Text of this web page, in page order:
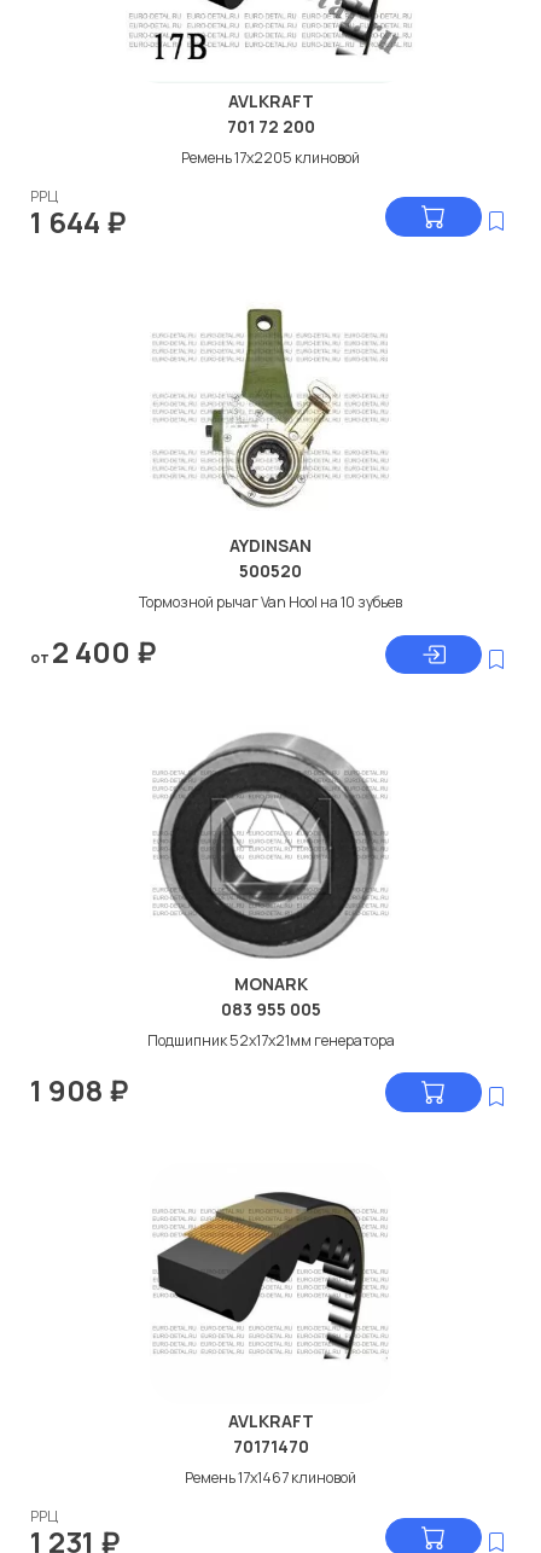
AVLKRAFT
701 72 200
Ремень 17х2205 клиновой
РРЦ
1 644 ₽
AYDINSAN
500520
Тормозной рычаг Van Hool на 10 зубьев
от 2 400 ₽
MONARK
083 955 005
Подшипник 52x17x21мм генератора
1 908 ₽
AVLKRAFT
70171470
Ремень 17x1467 клиновой
РРЦ
1 231 ₽